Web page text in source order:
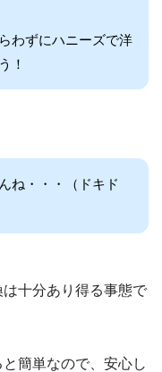
わずにハニーズで洋
！
ね・・・（ドキド
十分あり得る事態で
簡単なので、安心し